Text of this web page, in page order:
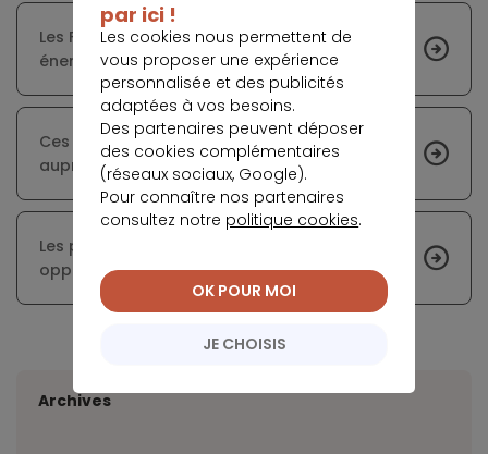
Les Français pensent davantage aux dépenses
énergétiques avant de choisir leur maison
Ces petites villes qui gagnent de la notoriété
auprès des métropolitains
Les principales villes étudiantes où il est
opportun d’investir
Archives
par ici !
Les cookies nous permettent de
vous proposer une expérience
personnalisée et des publicités
adaptées à vos besoins.
Des partenaires peuvent déposer
des cookies complémentaires
(réseaux sociaux, Google).
Pour connaître nos partenaires
consultez notre politique cookies.
JE CHOISIS
OK POUR MOI